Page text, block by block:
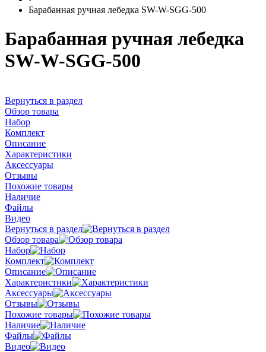
Барабанная ручная лебедка SW-W-SGG-500
Барабанная ручная лебедка
SW-W-SGG-500
Вернуться в раздел
Обзор товара
Набор
Комплект
Описание
Характеристики
Аксессуары
Отзывы
Похожие товары
Наличие
Файлы
Видео
Вернуться в раздел
Обзор товара
Набор
Комплект
Описание
Характеристики
Аксессуары
Отзывы
Похожие товары
Наличие
Файлы
Видео